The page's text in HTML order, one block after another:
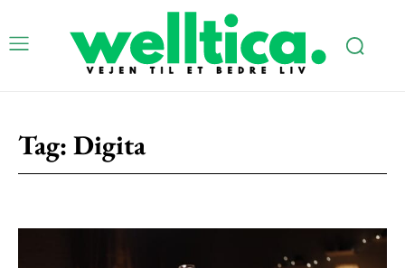
Subscription Plans
Free limited access
Tag: Digita